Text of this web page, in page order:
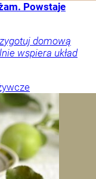
Powstaje
domową
wspiera układ